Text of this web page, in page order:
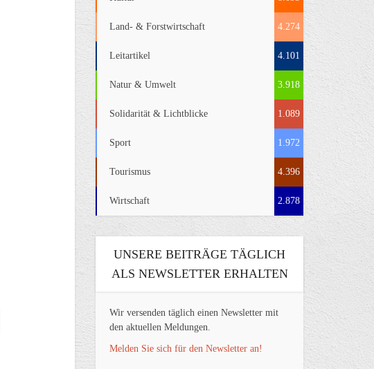
Land- & Forstwirtschaft 4.274
Leitartikel 4.101
Natur & Umwelt 3.918
Solidarität & Lichtblicke 1.089
Sport 1.972
Tourismus 4.396
Wirtschaft 2.878
UNSERE BEITRÄGE TÄGLICH
ALS NEWSLETTER ERHALTEN
Wir versenden täglich einen Newsletter mit
den aktuellen Meldungen.
Melden Sie sich für den Newsletter an!